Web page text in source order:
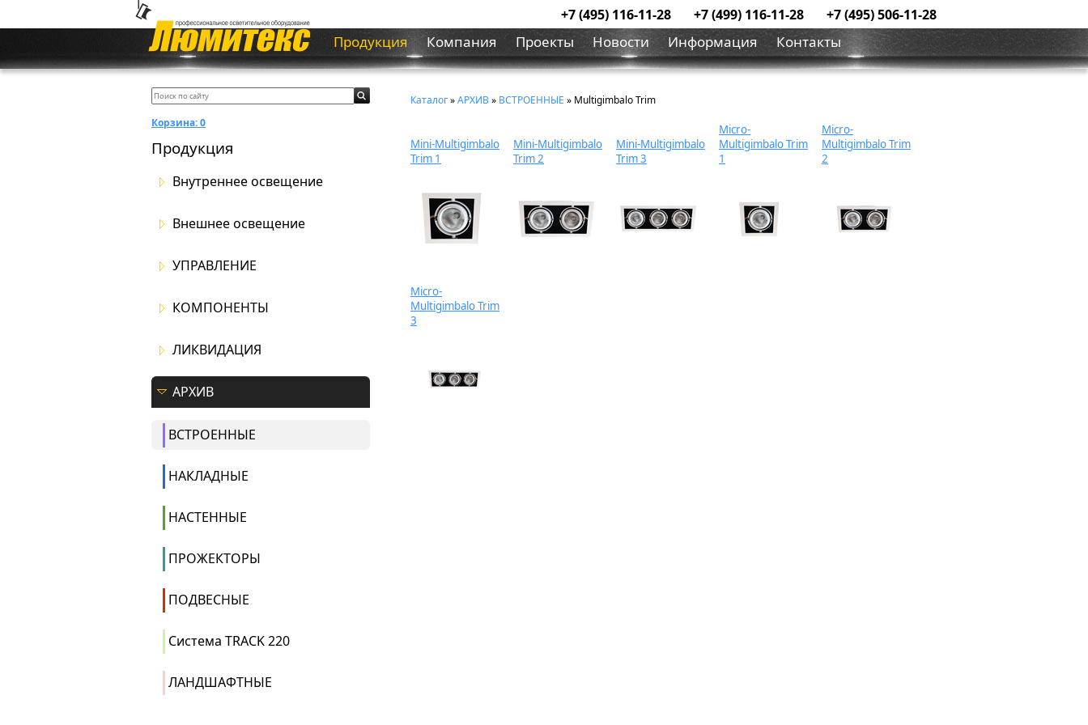
+7 (495) 116-11-28 +7 (499) 116-11-28 +7 (495) 506-11-28
Продукция Компания Проекты Новости Информация Контакты
Корзина:0
Продукция
Внутреннее освещение
Внешнее освещение
УПРАВЛЕНИЕ
КОМПОНЕНТЫ
ЛИКВИДАЦИЯ
АРХИВ
ВСТРОЕННЫЕ
НАКЛАДНЫЕ
НАСТЕННЫЕ
ПРОЖЕКТОРЫ
ПОДВЕСНЫЕ
Система TRACK 220
ЛАНДШАФТНЫЕ
Каталог»АРХИВ» ВСТРОЕННЫЕ » Multigimbalo Trim
Mini-Multigimbalo
Trim 1
Mini-Multigimbalo
Trim 2
Mini-Multigimbalo
Trim 3
Micro-
Multigimbalo Trim
1
Micro-
Multigimbalo Trim
2
Micro-
Multigimbalo Trim
3